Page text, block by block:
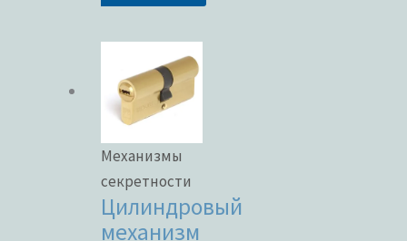
Механизмы
секретности
Цилиндровый
механизм